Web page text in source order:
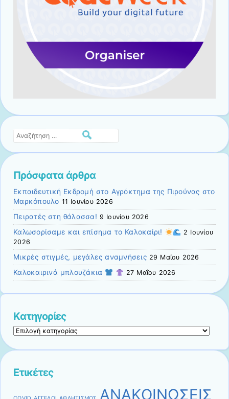
Αναζήτηση
Πρόσφατα άρθρα
Εκπαιδευτική Εκδρομή στο Αγρόκτημα της Πιρούνας στο
Μαρκόπουλο 11 Ιουνίου 2026
Πειρατές στη θάλασσα! 9 Ιουνίου 2026
Καλωσορίσαμε και επίσημα το Καλοκαίρι!
2 Ιουνίου
2026
Μικρές στιγμές, μεγάλες αναμνήσεις 29 Μαΐου 2026
Καλοκαιρινά μπλουζάκια 27 Μαΐου 2026
Kατηγορίες
Kατηγορίες
Ετικέτες
ΑΝΑΚΟΙΝΩΣΕΙΣ